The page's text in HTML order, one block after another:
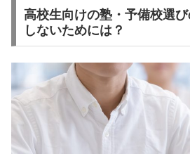
高校生向けの塾・予備校選
しないためには？